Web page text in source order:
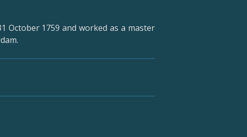
October 1759 and worked as a master